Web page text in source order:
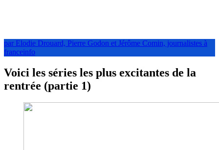
par Elodie Drouard, Pierre Godon et Jérôme Comin, journalistes à
franceinfo
Voici les séries les plus excitantes de la
rentrée (partie 1)